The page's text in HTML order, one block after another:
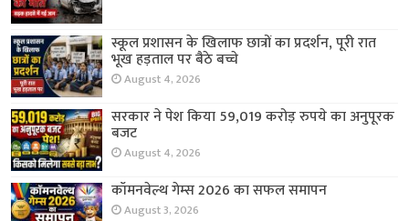
स्कूल प्रशासन के खिलाफ छात्रों का प्रदर्शन, पूरी रात
भूख हड़ताल पर बैठे बच्चे
August 4, 2026
सरकार ने पेश किया 59,019 करोड़ रुपये का अनुपूरक
बजट
August 4, 2026
कॉमनवेल्थ गेम्स 2026 का सफल समापन
August 3, 2026